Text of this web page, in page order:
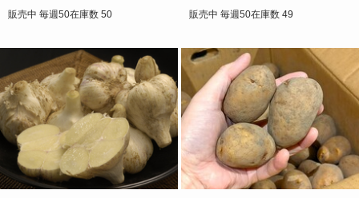
販売中 毎週50在庫数 50 販売中 毎週50在庫数 49